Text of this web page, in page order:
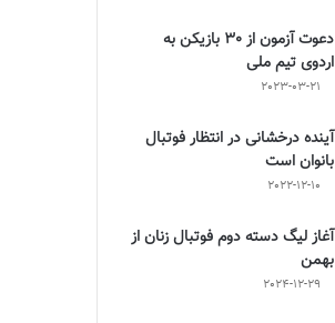
دعوت آزمون از 30 بازیکن به
اردوی تیم ملی
2023-03-21
آینده درخشانی در انتظار فوتبال
بانوان است
2022-12-10
آغاز لیگ دسته دوم فوتبال زنان از
بهمن
2024-12-29